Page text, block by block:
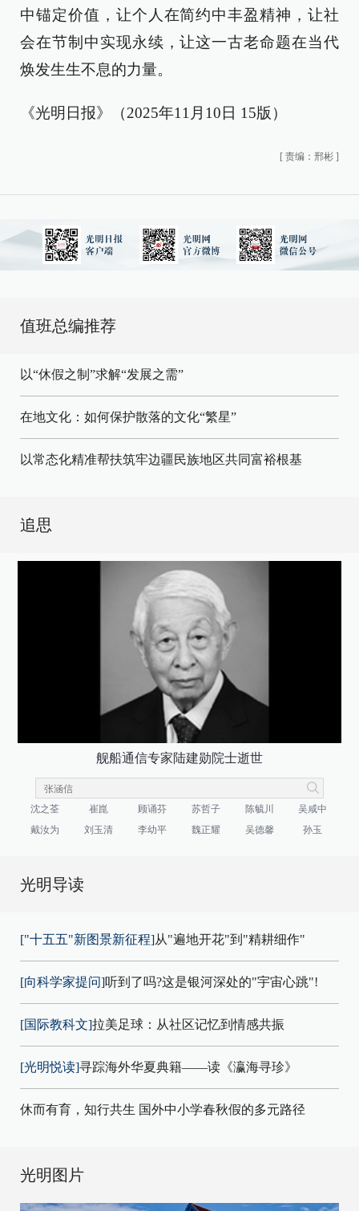
中锚定价值，让个人在简约中丰盈精神，让社
会在节制中实现永续，让这一古老命题在当代
焕发生生不息的力量。
《光明日报》（2025年11月10日 15版）
[ 责编：邢彬 ]
值班总编推荐
以“休假之制”求解“发展之需”
在地文化：如何保护散落的文化“繁星”
以常态化精准帮扶筑牢边疆民族地区共同富裕根基
追思
舰船通信专家陆建勋院士逝世
沈之荃 崔崑 顾诵芬 苏哲子 陈毓川
吴咸中
戴汝为
刘玉清 李幼平 魏正耀 吴德馨 孙玉
光明导读
["十五五"新图景新征程]从"遍地开花"到"精耕细作"
[向科学家提问]听到了吗?这是银河深处的"宇宙心跳"!
[国际教科文]拉美足球：从社区记忆到情感共振
[光明悦读]寻踪海外华夏典籍——读《瀛海寻珍》
休而有育，知行共生 国外中小学春秋假的多元路径
光明图片